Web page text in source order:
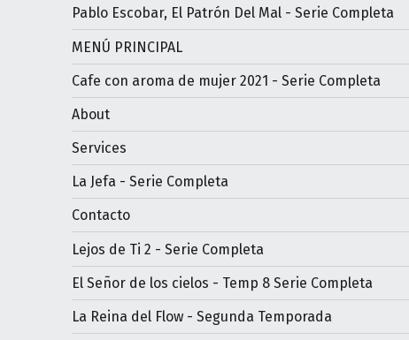
Pablo Escobar, El Patrón Del Mal - Serie Completa
MENÚ PRINCIPAL
Cafe con aroma de mujer 2021 - Serie Completa
About
Services
La Jefa - Serie Completa
Contacto
Lejos de Ti 2 - Serie Completa
El Señor de los cielos - Temp 8 Serie Completa
La Reina del Flow - Segunda Temporada